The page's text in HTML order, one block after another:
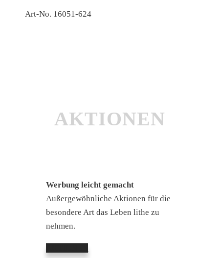
Art-No. 16051-624
AKTIONEN
Werbung leicht gemacht
Außergewöhnliche Aktionen für die
besondere Art das Leben lithe zu
nehmen.